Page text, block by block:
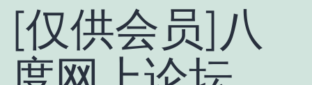
[仅供会员]八